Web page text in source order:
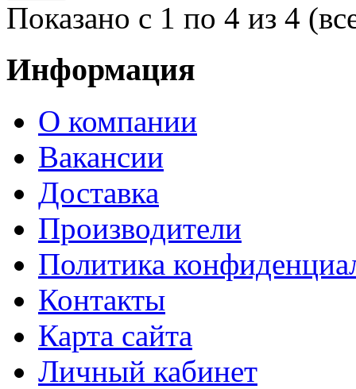
Показано с 1 по 4 из 4
Информация
О компании
Вакансии
Доставка
Производители
Политика
Контакты
Карта сайта
Личный кабинет